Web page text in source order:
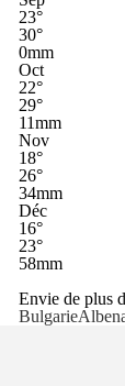
23°
30°
0mm
Oct
22°
29°
11mm
Nov
18°
26°
34mm
Déc
16°
23°
58mm
Envie de plus
Bulgarie